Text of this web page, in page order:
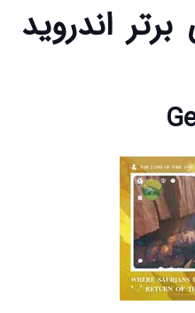
بازی برتر اندروید